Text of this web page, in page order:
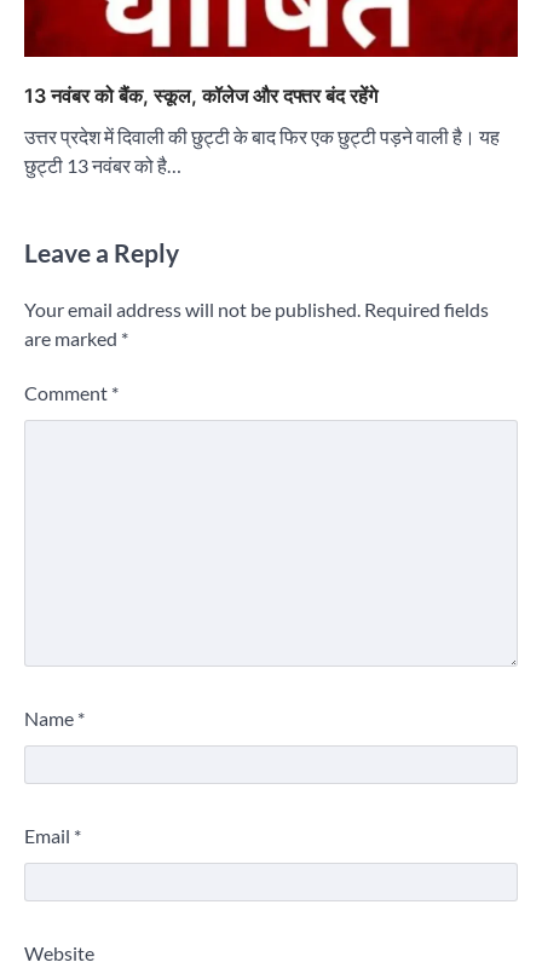
13 नवंबर को बैंक, स्कूल, कॉलेज और दफ्तर बंद रहेंगे
उत्तर प्रदेश में दिवाली की छुट्टी के बाद फिर एक छुट्टी पड़ने वाली है। यह
छुट्टी 13 नवंबर को है…
Leave a Reply
Your email address will not be published. Required fields
are marked *
Comment *
Name *
Email *
Website